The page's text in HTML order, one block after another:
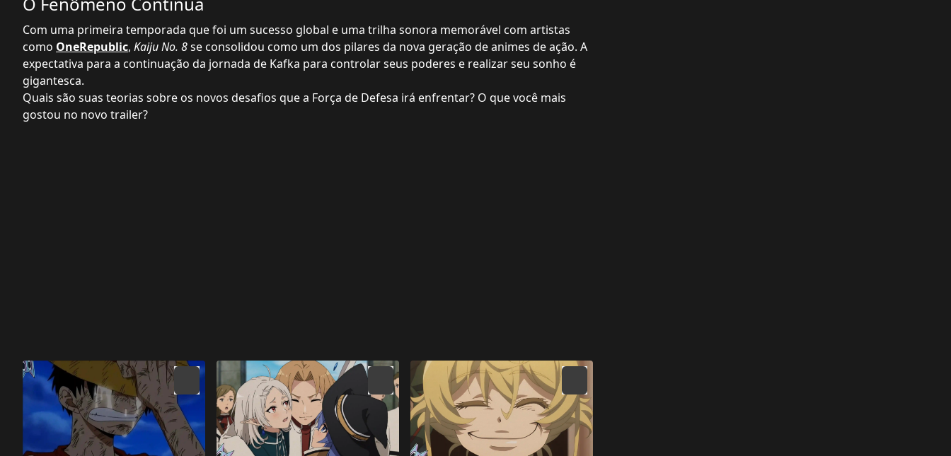
Com uma primeira temporada que foi um sucesso global e uma trilha sonora memorável com artistas
como OneRepublic, Kaiju No. 8se consolidou como um dos pilares da nova geração de animes de ação. A
expectativa para a continuação da jornada de Kafka para controlar seus poderes e realizar seu sonho é
gigantesca.
Quais são suas teorias sobre os novos desafios que a Força de Defesa irá enfrentar? O que você mais
gostou no novo trailer?